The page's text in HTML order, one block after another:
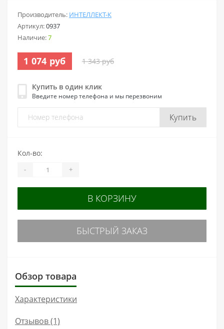
Производитель: ИНТЕЛЛЕКТ-К
Артикул:0937
Наличие:7
1 074 руб 1 343 руб
Купить в один клик
Введите номер телефона и мы перезвоним
Купить
Кол-во:
- +
В КОРЗИНУ
БЫСТРЫЙ ЗАКАЗ
Обзор товара
Характеристики
Отзывов (1)